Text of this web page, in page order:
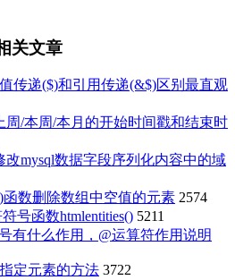
关文章
传递($)和引用传递(&$)区别最直观
周/本周/本月的开始时间戳和结束时
改mysql数据字段序列化内容中的域
函数删除数组中空值的元素 2574
号函数htmlentities() 5211
有什么作用，@运算符作用说明
定元素的方法 3722